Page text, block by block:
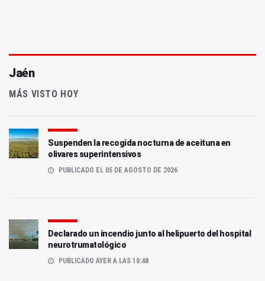
Jaén
MÁS VISTO HOY
Suspenden la recogida nocturna de aceituna en
olivares superintensivos
PUBLICADO EL 05 DE AGOSTO DE 2026
Declarado un incendio junto al helipuerto del hospital
neurotrumatológico
PUBLICADO AYER A LAS 10:48